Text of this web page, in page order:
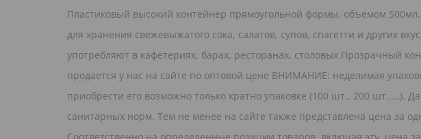
Пластиковый высокий контейнер прямоугольной формы, объемом
для хранения свежевыжатого сока, салатов, супов, спагетти и других
употребляют в кафетериях, барах, ресторанах, столовых.Прозрачный
продается у нас на сайте по оптовой цене ВНИМАНИЕ: неделимая
приобрести его возможно только кратно упаковке (100 шт., 200 шт.....).
санитарных норм. Тем не менее на сайте также представлена цена за